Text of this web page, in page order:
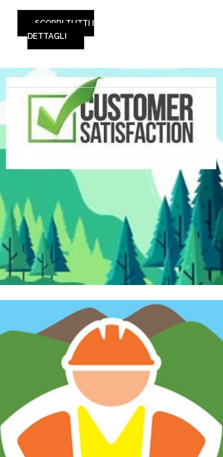
SCOPRI TUTTI I
DETTAGLI